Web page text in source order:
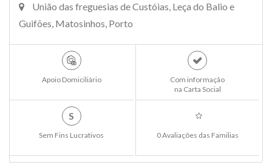
União das freguesias de Custóias, Leça do Balio e
Guifões, Matosinhos, Porto
Apoio Domiciliário
Com informação
na Carta Social
S
Sem Fins Lucrativos 0 Avaliações das Familias